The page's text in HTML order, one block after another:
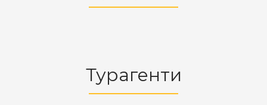
Турагенти